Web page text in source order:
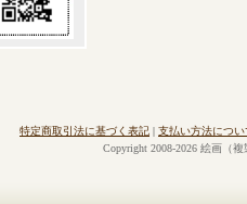
特定商取引法に基づく表記 | 支払い方法につい
Copyright 2008-2026 絵画（